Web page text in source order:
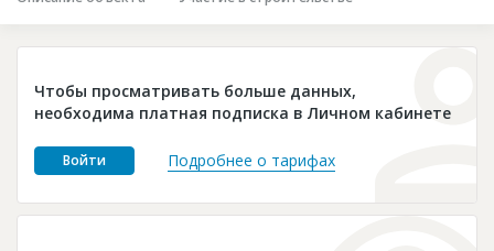
Глоссарий
Платные услуги
Пресс-релизы
Чтобы просматривать больше данных,
необходима платная подписка в Личном кабинете
Войти Подробнее о тарифах